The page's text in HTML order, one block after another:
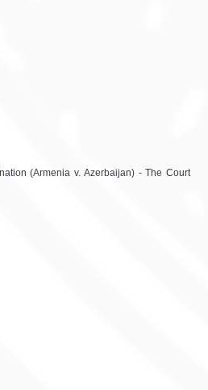
(Armenia v. Azerbaijan) - The Court